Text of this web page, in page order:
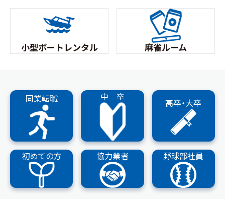
小型ボートレンタル 麻雀ルーム
同業転職 中 卒
高卒・大卒
初めての方 協力業者 野球部社員